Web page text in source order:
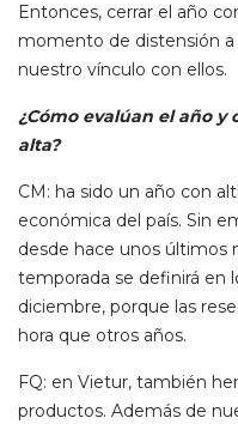
Entonces, cerrar el año
momento de distensión
nuestro vínculo con ellos.
¿Cómo evalúan el año
alta?
CM: ha sido un año con
económica del país. Sin
desde hace unos últimos
temporada se definirá en
diciembre, porque las
hora que otros años.
FQ: en Vietur, también
productos. Además de